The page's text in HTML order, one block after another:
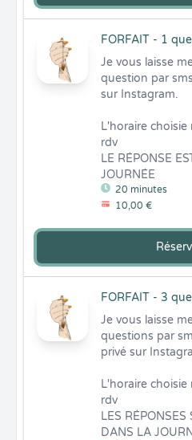
FORFAIT - 1
20 minutes
10,00 €
Je vous laisse
question par
sur Instagram.
L'horaire
rdv
LE RÉPONSE
JOURNÉE
FORFAIT - 3
Je vous laisse
questions par
privé sur
L'horaire
rdv
LES RÉPONSES
DANS LA